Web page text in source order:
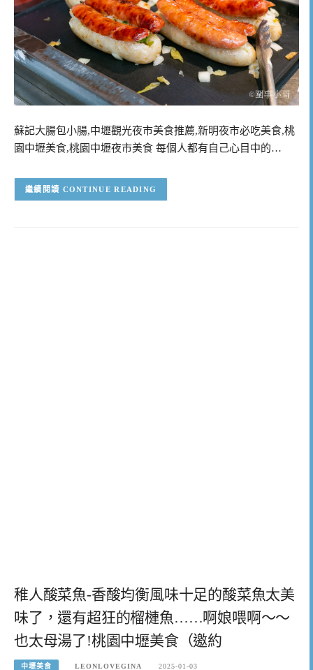
蘇記大腸包小腸,中壢觀光夜市美食推薦,新明夜市必吃美食,桃
園中壢美食,桃園中壢夜市美食 每個人都有自己心目中的…
CONTINUE READING
稚人酸菜魚-香酸均衡風味十足的酸菜魚太美
味了，還有超狂的榴槤魚……啊娘喂啊～～
也太母湯了!桃園中壢美食（邀約
中壢美食 LEONLOVEGINA 2025-01-03